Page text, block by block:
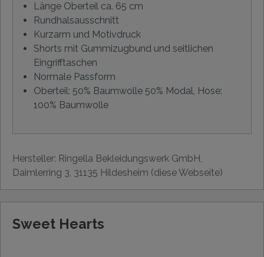
Länge Oberteil ca. 65 cm
Rundhalsausschnitt
Kurzarm und Motivdruck
Shorts mit Gummizugbund und seitlichen
Eingrifftaschen
Normale Passform
Oberteil: 50% Baumwolle 50% Modal, Hose:
100% Baumwolle
Hersteller: Ringella Bekleidungswerk GmbH,
Daimlerring 3, 31135 Hildesheim (diese Webseite)
Sweet Hearts